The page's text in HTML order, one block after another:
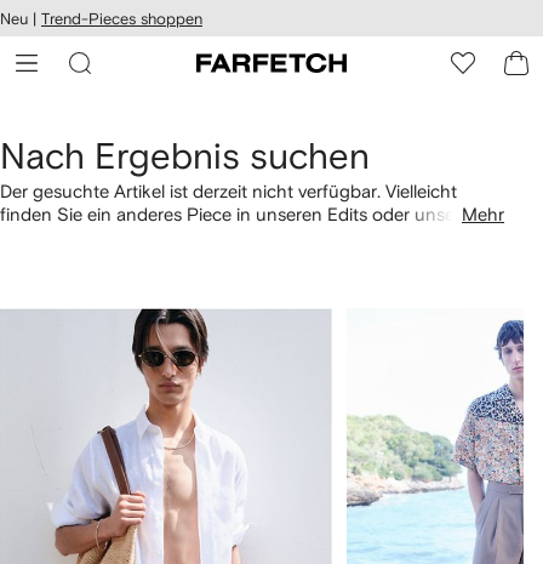
zum
Neu | Trend-Pieces shoppen
Nach Ergebnis suchen
Der gesuchte Artikel ist derzeit nicht verfügbar. Vielleicht
finden Sie ein anderes Piece in unseren Edits oder unserenMehr